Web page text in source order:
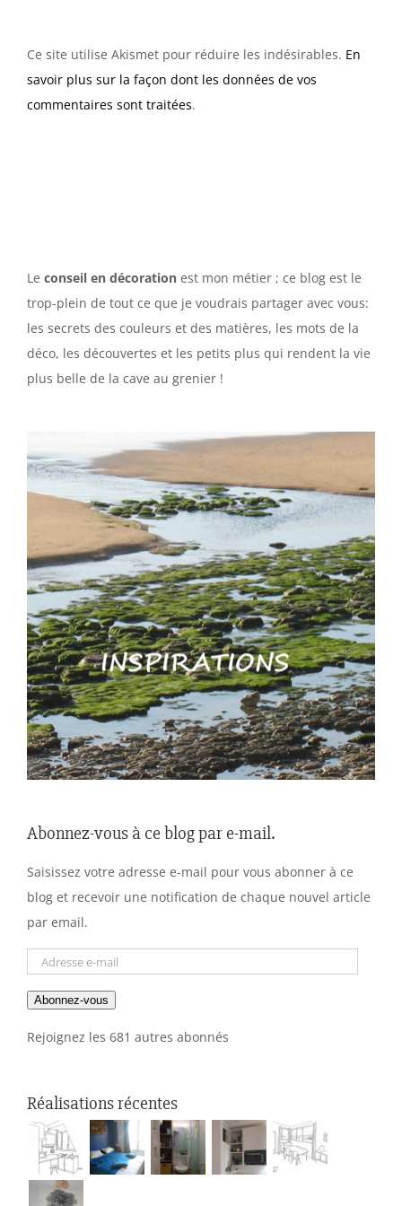
Ce site utilise Akismet pour réduire les indésirables. En
savoir plus sur la façon dont les données de vos
commentaires sont traitées.
Le conseil en décoration est mon métier ; ce blog est le
trop-plein de tout ce que je voudrais partager avec vous:
les secrets des couleurs et des matières, les mots de la
déco, les découvertes et les petits plus qui rendent la vie
plus belle de la cave au grenier !
Abonnez-vous à ce blog par e-mail.
Saisissez votre adresse e-mail pour vous abonner à ce
blog et recevoir une notification de chaque nouvel article
par email.
Adresse
mail
Abonnez-vous
Rejoignez les 681 autres abonnés
Réalisations récentes